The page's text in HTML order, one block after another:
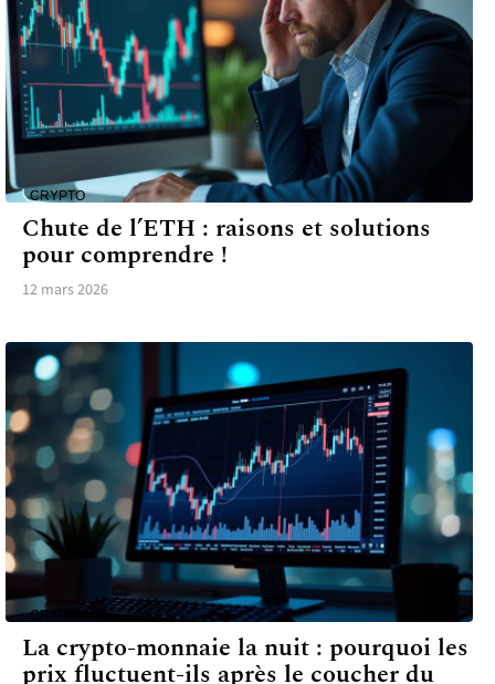
CRYPTO
Chute de l’ETH : raisons et solutions
pour comprendre !
12 mars 2026
CRYPTO
La crypto-monnaie la nuit : pourquoi les
prix fluctuent-ils après le coucher du